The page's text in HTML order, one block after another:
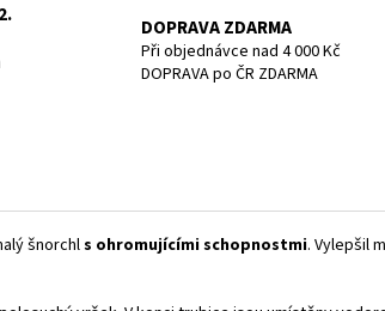
DOPRAVA ZDARMA
Při objednávce nad 4 000 Kč
DOPRAVA po ČR ZDARMA
šnorchls ohromujícími schopnostmi. Vylepšil